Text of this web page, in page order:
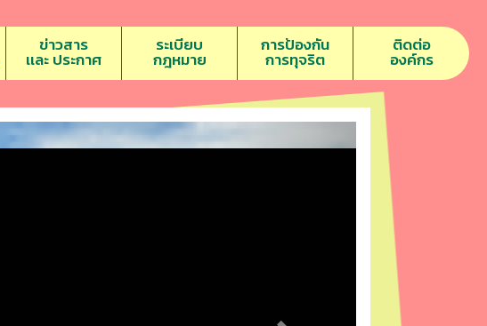
ข่าวสาร
เเละ ประกาศ
ระเบียบ
กฎหมาย
การป้องกัน
การทุจริต
ติดต่อ
องค์กร